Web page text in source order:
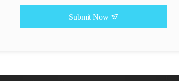
Submit Now